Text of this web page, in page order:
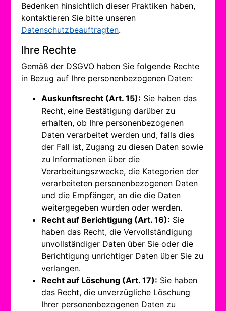
Bedenken hinsichtlich dieser Praktiken haben,
kontaktieren Sie bitte unseren
Datenschutzbeauftragten.
Ihre Rechte
Gemäß der DSGVO haben Sie folgende Rechte
in Bezug auf Ihre personenbezogenen Daten:
Auskunftsrecht (Art. 15): Sie haben das
Recht, eine Bestätigung darüber zu
erhalten, ob Ihre personenbezogenen
Daten verarbeitet werden und, falls dies
der Fall ist, Zugang zu diesen Daten sowie
zu Informationen über die
Verarbeitungszwecke, die Kategorien der
verarbeiteten personenbezogenen Daten
und die Empfänger, an die die Daten
weitergegeben wurden oder werden.
Recht auf Berichtigung (Art. 16): Sie
haben das Recht, die Vervollständigung
unvollständiger Daten über Sie oder die
Berichtigung unrichtiger Daten über Sie zu
verlangen.
Recht auf Löschung (Art. 17): Sie haben
das Recht, die unverzügliche Löschung
Ihrer personenbezogenen Daten zu